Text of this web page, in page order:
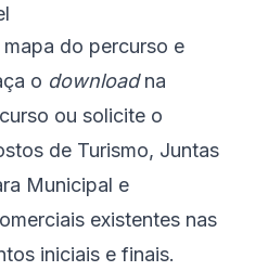
do percurso e
o downloadna
ou solicite o
de Turismo, Juntas
Municipal e
existentes nas
iniciais e finais.